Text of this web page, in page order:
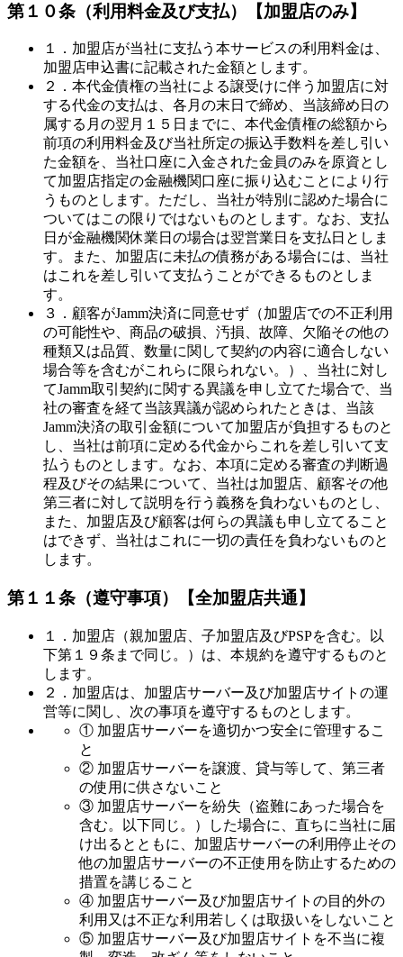
第１０条（利用料金及び支払） 【加盟店のみ】
１．加盟店が当社に支払う本サービスの利用料金は、
加盟店申込書に記載された金額とします。
２．本代金債権の当社による譲受けに伴う加盟店に対
する代金の支払は、各月の末日で締め、当該締め日の
属する月の翌月１５日までに、本代金債権の総額から
前項の利用料金及び当社所定の振込手数料を差し引い
た金額を、当社口座に入金された金員のみを原資とし
て加盟店指定の金融機関口座に振り込むことにより行
うものとします。ただし、当社が特別に認めた場合に
ついてはこの限りではないものとします。なお、支払
日が金融機関休業日の場合は翌営業日を支払日としま
す。また、加盟店に未払の債務がある場合には、当社
はこれを差し引いて支払うことができるものとしま
す。
３．顧客がJamm決済に同意せず（加盟店での不正利用
の可能性や、商品の破損、汚損、故障、欠陥その他の
種類又は品質、数量に関して契約の内容に適合しない
場合等を含むがこれらに限られない。）、当社に対し
てJamm取引契約に関する異議を申し立てた場合で、当
社の審査を経て当該異議が認められたときは、当該
Jamm決済の取引金額について加盟店が負担するものと
し、当社は前項に定める代金からこれを差し引いて支
払うものとします。なお、本項に定める審査の判断過
程及びその結果について、当社は加盟店、顧客その他
第三者に対して説明を行う義務を負わないものとし、
また、加盟店及び顧客は何らの異議も申し立てること
はできず、当社はこれに一切の責任を負わないものと
します。
第１１条（遵守事項） 【全加盟店共通】
１．加盟店（親加盟店、子加盟店及びPSPを含む。以
下第１９条まで同じ。）は、本規約を遵守するものと
します。
２．加盟店は、加盟店サーバー及び加盟店サイトの運
営等に関し、次の事項を遵守するものとします。
① 加盟店サーバーを適切かつ安全に管理するこ
と
② 加盟店サーバーを譲渡、貸与等して、第三者
の使用に供さないこと
③ 加盟店サーバーを紛失（盗難にあった場合を
含む。以下同じ。）した場合に、直ちに当社に届
け出るとともに、加盟店サーバーの利用停止その
他の加盟店サーバーの不正使用を防止するための
措置を講じること
④ 加盟店サーバー及び加盟店サイトの目的外の
利用又は不正な利用若しくは取扱いをしないこと
⑤ 加盟店サーバー及び加盟店サイトを不当に複